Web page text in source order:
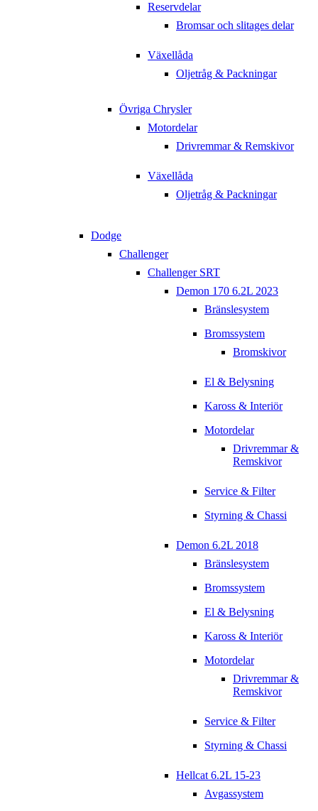
Reservdelar
Bromsar och slitages delar
Växellåda
Oljetråg & Packningar
Övriga Chrysler
Motordelar
Drivremmar & Remskivor
Växellåda
Oljetråg & Packningar
Dodge
Challenger
Challenger SRT
Demon 170 6.2L 2023
Bränslesystem
Bromssystem
Bromskivor
El & Belysning
Kaross & Interiör
Motordelar
Drivremmar &
Remskivor
Service & Filter
Styrning & Chassi
Demon 6.2L 2018
Bränslesystem
Bromssystem
El & Belysning
Kaross & Interiör
Motordelar
Drivremmar &
Remskivor
Service & Filter
Styrning & Chassi
Hellcat 6.2L 15-23
Avgassystem